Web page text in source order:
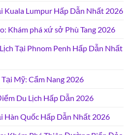
Kuala Lumpur Hấp Dẫn Nhất 2026
Khám phá xứ sở Phù Tang 2026
Tại Phnom Penh Hấp Dẫn Nhất
Mỹ: Cẩm Nang 2026
Du Lịch Hấp Dẫn 2026
Hàn Quốc Hấp Dẫn Nhất 2026